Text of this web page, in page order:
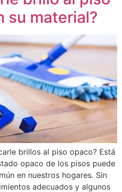
su material?
brillos al piso opaco? Está
opaco de los pisos puede
en nuestros hogares. Sin
adecuados y algunos